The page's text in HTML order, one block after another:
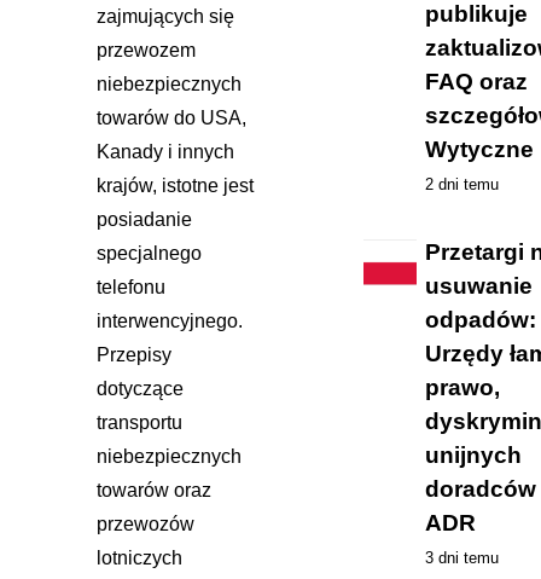
zajmujących się
przewozem
niebezpiecznych
towarów do USA,
Kanady i innych
krajów, istotne jest
posiadanie
specjalnego
telefonu
interwencyjnego.
Przepisy
dotyczące
transportu
niebezpiecznych
towarów oraz
przewozów
lotniczych
publikuje
FAQ oraz
Wytyczne
2 dni temu
Przetargi
usuwanie
odpadów:
Urzędy
prawo,
unijnych
doradców
ADR
3 dni temu